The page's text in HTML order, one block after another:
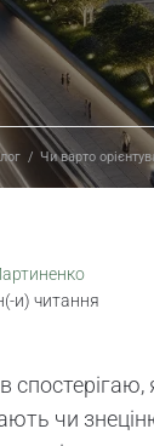
/ Чи варто
и) читання
спостерігаю,
чи